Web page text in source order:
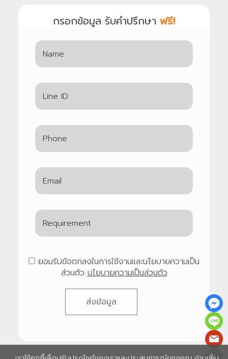
กรอกข้อมูล รับคำปรึกษา ฟรี!
ยอมรับข้อตกลงในการใช้งานและนโยบายความเป็น
ส่วนตัว นโยบายความเป็นส่วนตัว
ส่งข้อมูล